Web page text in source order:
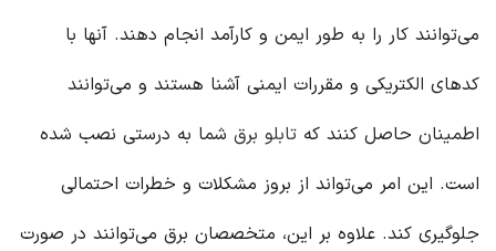
می‌توانند کار را به طور ایمن و کارآمد انجام دهند. آنها با
کدهای الکتریکی و مقررات ایمنی آشنا هستند و می‌توانند
اطمینان حاصل کنند که تابلو برق شما به درستی نصب شده
است. این امر می‌تواند از بروز مشکلات و خطرات احتمالی
جلوگیری کند. علاوه بر این، متخصصان برق می‌توانند در صورت